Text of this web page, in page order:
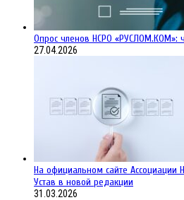
Опрос членов НСРО «РУСЛОМ.КОМ»:
27.04.2026
На официальном сайте
Устав в новой редакции
31.03.2026